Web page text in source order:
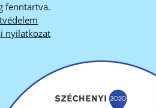
fenntartva.
nyilatkozat